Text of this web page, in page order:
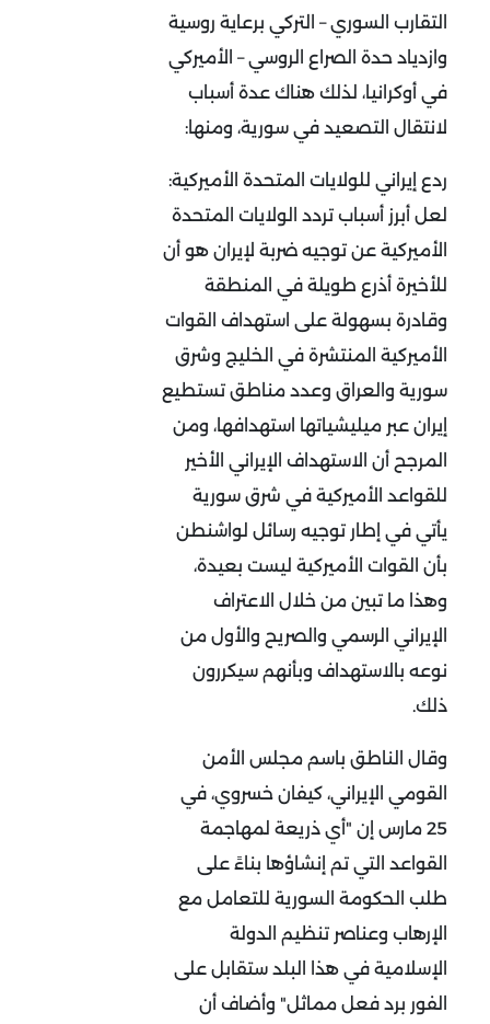
التقارب السوري – التركي برعاية روسية
وازدياد حدة الصراع الروسي – الأميركي
في أوكرانيا، لذلك هناك عدة أسباب
لانتقال التصعيد في سورية، ومنها:
ردع إيراني للولايات المتحدة الأميركية:
لعل أبرز أسباب تردد الولايات المتحدة
الأميركية عن توجيه ضربة لإيران هو أن
للأخيرة أذرع طويلة في المنطقة
وقادرة بسهولة على استهداف القوات
الأميركية المنتشرة في الخليج وشرق
سورية والعراق وعدد مناطق تستطيع
إيران عبر ميليشياتها استهدافها، ومن
المرجح أن الاستهداف الإيراني الأخير
للقواعد الأميركية في شرق سورية
يأتي في إطار توجيه رسائل لواشنطن
بأن القوات الأميركية ليست بعيدة،
وهذا ما تبين من خلال الاعتراف
الإيراني الرسمي والصريح والأول من
نوعه بالاستهداف وبأنهم سيكررون
ذلك.
وقال الناطق باسم مجلس الأمن
القومي الإيراني، كيفان خسروي، في
25 مارس إن "أي ذريعة لمهاجمة
القواعد التي تم إنشاؤها بناءً على
طلب الحكومة السورية للتعامل مع
الإرهاب وعناصر تنظيم الدولة
الإسلامية في هذا البلد ستقابل على
الفور برد فعل مماثل" وأضاف أن